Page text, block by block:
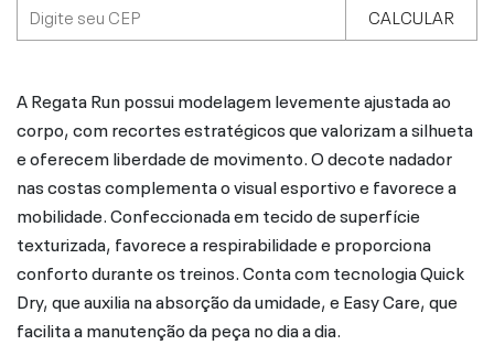
CALCULAR
A Regata Run possui modelagem levemente ajustada ao
corpo, com recortes estratégicos que valorizam a silhueta
e oferecem liberdade de movimento. O decote nadador
nas costas complementa o visual esportivo e favorece a
mobilidade. Confeccionada em tecido de superfície
texturizada, favorece a respirabilidade e proporciona
conforto durante os treinos. Conta com tecnologia Quick
Dry, que auxilia na absorção da umidade, e Easy Care, que
facilita a manutenção da peça no dia a dia.